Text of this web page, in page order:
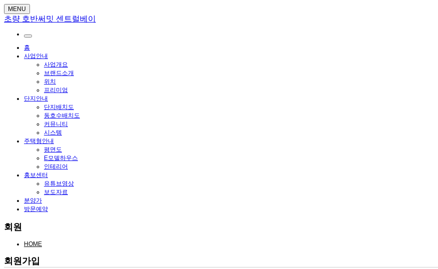
MENU
초량 호반써밋 센트럴베이
홈
사업안내
사업개요
브랜드소개
위치
프리미엄
단지안내
단지배치도
동호수배치도
커뮤니티
시스템
주택형안내
평면도
E모델하우스
인테리어
홍보센터
유튜브영상
보도자료
분양가
방문예약
회원
HOME
회원가입